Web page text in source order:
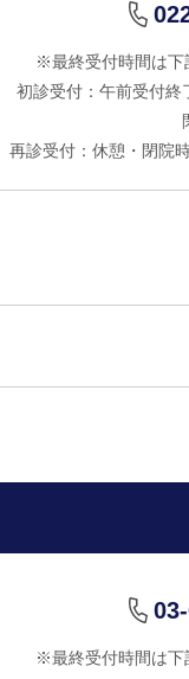
※最終受付時間は下
初診受付：午前受付終
再診受付：休憩・閉院
※最終受付時間は下